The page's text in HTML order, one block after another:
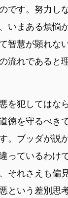
です。努力し
いまある煩悩
智慧が顕れな
流れであると
を犯してはな
徳を守るべき
。ブッダが説
っているわけ
それさえも偏
という差別思